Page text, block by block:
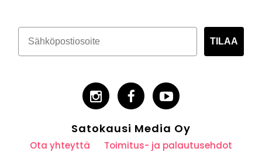
TILAA
Satokausi Media Oy
Ota yhteyttä Toimitus- ja palautusehdot